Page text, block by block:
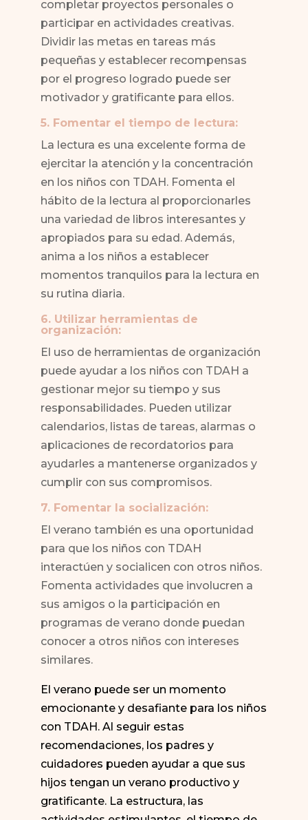
completar proyectos personales o
participar en actividades creativas.
Dividir las metas en tareas más
pequeñas y establecer recompensas
por el progreso logrado puede ser
motivador y gratificante para ellos.
5. Fomentar el tiempo de lectura:
La lectura es una excelente forma de
ejercitar la atención y la concentración
en los niños con TDAH. Fomenta el
hábito de la lectura al proporcionarles
una variedad de libros interesantes y
apropiados para su edad. Además,
anima a los niños a establecer
momentos tranquilos para la lectura en
su rutina diaria.
6. Utilizar herramientas de
organización:
El uso de herramientas de organización
puede ayudar a los niños con TDAH a
gestionar mejor su tiempo y sus
responsabilidades. Pueden utilizar
calendarios, listas de tareas, alarmas o
aplicaciones de recordatorios para
ayudarles a mantenerse organizados y
cumplir con sus compromisos.
7. Fomentar la socialización:
El verano también es una oportunidad
para que los niños con TDAH
interactúen y socialicen con otros niños.
Fomenta actividades que involucren a
sus amigos o la participación en
programas de verano donde puedan
conocer a otros niños con intereses
similares.
El verano puede ser un momento
emocionante y desafiante para los niños
con TDAH. Al seguir estas
recomendaciones, los padres y
cuidadores pueden ayudar a que sus
hijos tengan un verano productivo y
gratificante. La estructura, las